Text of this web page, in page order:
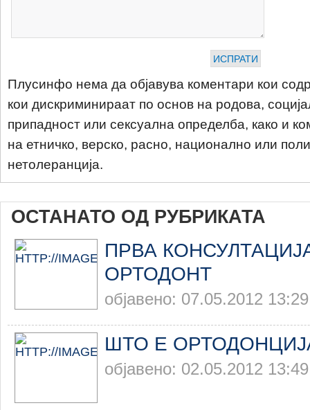
Плусинфо нема да објавува коментари кои
кои дискриминираат по основ на родова,
припадност или сексуална определба, како и
на етничко, верско, расно, национално или
нетолеранција.
ОСТАНАТО ОД РУБРИКАТА
ПРВА
ОРТОДОНТ
објавено: 07.05.2012 13:29
ШТО Е
објавено: 02.05.2012 13:49